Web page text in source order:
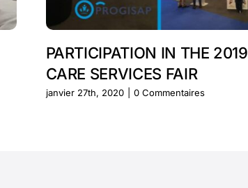
PARTICIPATION IN THE 2019
CARE SERVICES FAIR
janvier 27th, 2020 0 Commentaires